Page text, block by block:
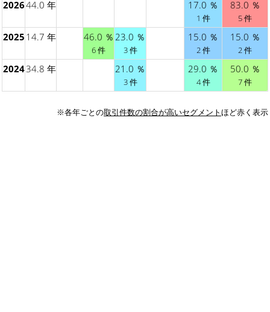
202644.0 年 17.0 ％
1 件
83.0 ％
5 件
2025 14.7 年 46.0 ％
6 件
23.0 ％
3 件
15.0 ％
2 件
15.0 ％
2 件
202434.8 年 21.0 ％
3 件
29.0 ％
4 件
50.0 ％
7 件
※各年ごとの取引件数の割合が高いセグメントほど赤く表示